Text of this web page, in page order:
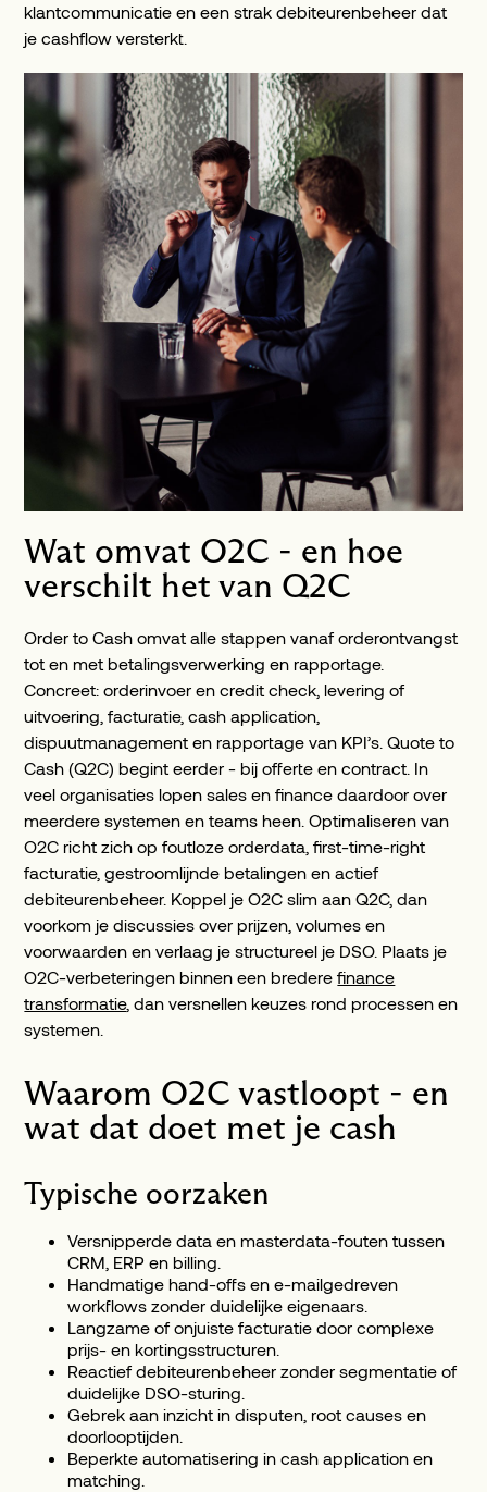
klantcommunicatie en een strak debiteurenbeheer dat
je cashflow versterkt.
Wat omvat O2C - en hoe
verschilt het van Q2C
Order to Cash omvat alle stappen vanaf orderontvangst
tot en met betalingsverwerking en rapportage.
Concreet: orderinvoer en credit check, levering of
uitvoering, facturatie, cash application,
dispuutmanagement en rapportage van KPI’s. Quote to
Cash (Q2C) begint eerder - bij offerte en contract. In
veel organisaties lopen sales en finance daardoor over
meerdere systemen en teams heen. Optimaliseren van
O2C richt zich op foutloze orderdata, first-time-right
facturatie, gestroomlijnde betalingen en actief
debiteurenbeheer. Koppel je O2C slim aan Q2C, dan
voorkom je discussies over prijzen, volumes en
voorwaarden en verlaag je structureel je DSO. Plaats je
O2C-verbeteringen binnen een brederefinance
transformatie, dan versnellen keuzes rond processen en
systemen.
Waarom O2C vastloopt - en
wat dat doet met je cash
Typische oorzaken
Versnipperde data en masterdata-fouten tussen
CRM, ERP en billing.
Handmatige hand-offs en e-mailgedreven
workflows zonder duidelijke eigenaars.
Langzame of onjuiste facturatie door complexe
prijs- en kortingsstructuren.
Reactief debiteurenbeheer zonder segmentatie of
duidelijke DSO-sturing.
Gebrek aan inzicht in disputen, root causes en
doorlooptijden.
Beperkte automatisering in cash application en
matching.